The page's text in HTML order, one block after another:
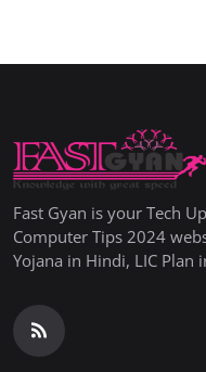
Fast Gyan is your Tech
Computer Tips 2024
Yojana in Hindi, LIC Plan